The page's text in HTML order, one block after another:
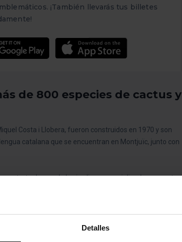
Detalles
¡También llevarás tus billetes
de 800 especies de cactus y
Costa i Llobera, fueron construidos en 1970 y son
catalana que se encuentran en Montjuïc, junto con
se trata de uno de los jardines especializados en cactus
en gran parte, gracias al microclima existente en esta
la ciudad. Aun así, las heladas de los años 1985 y
tuvieron que ser replantadas.
decorativos, como una pérgola que ayuda a